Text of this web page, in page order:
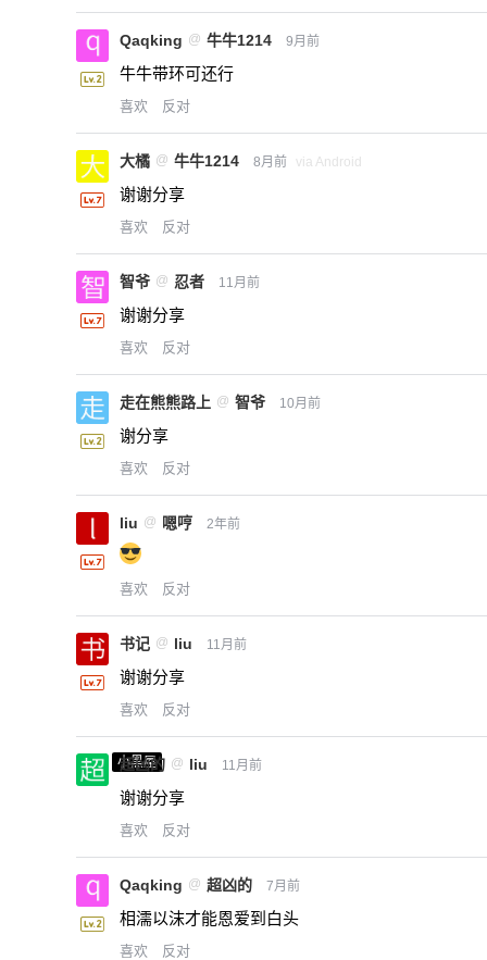
Qaqking @ 牛牛1214 9月前
牛牛带环可还行
喜欢 反对
大橘 @ 牛牛1214 8月前 via Android
谢谢分享
喜欢 反对
智爷 @ 忍者 11月前
谢谢分享
喜欢 反对
走在熊熊路上 @ 智爷 10月前
谢分享
喜欢 反对
liu @ 嗯哼 2年前
喜欢 反对
书记 @ liu 11月前
谢谢分享
喜欢 反对
小黑屋
超凶的 @ liu 11月前
谢谢分享
喜欢 反对
Qaqking @ 超凶的 7月前
相濡以沫才能恩爱到白头
喜欢 反对